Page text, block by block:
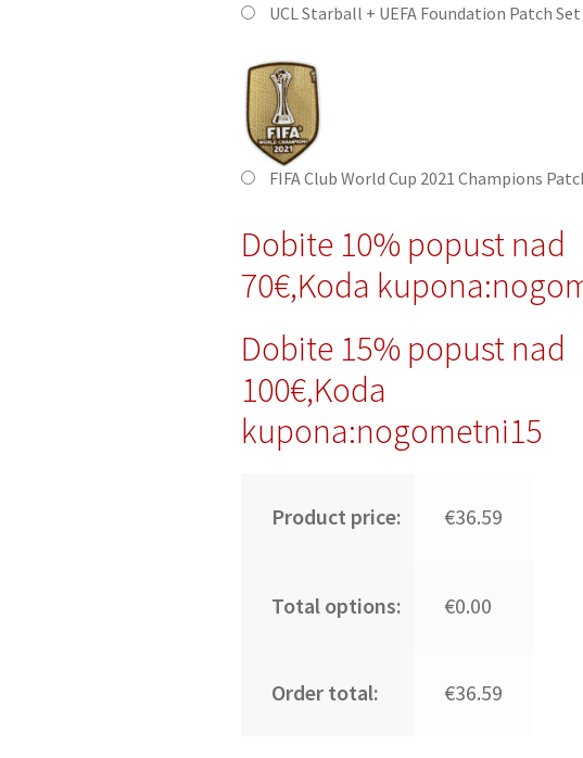
UCL Starball + UEFA Foundation Patch Set
FIFA Club World Cup 2021 Champions
Dobite 10% popust nad
70€,Koda
Dobite 15% popust nad
100€,Koda
kupona:nogometni15
Product price: €36.59
Total options: €0.00
Order total: €36.59